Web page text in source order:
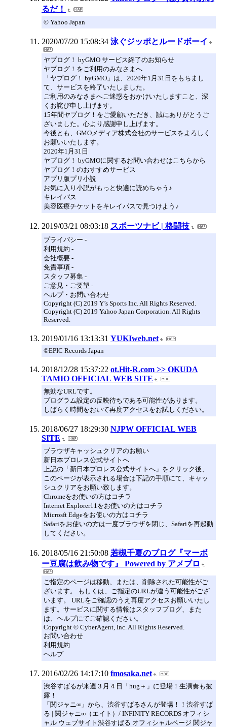
るだ！
© Yahoo Japan
2020/07/20 15:08:34 泳ぐジッポとルードボーイ
ヤプログ！ byGMO サービス終了のお知らせ
ヤプログ！をご利用のみなさまへ
「ヤプログ！ byGMO」は、2020年1月31日をもちまし
て、サービスを終了いたしました。
ご利用のみなさまへご迷惑をおかけいたしますこと、深
くお詫び申し上げます。
15年間ヤプログ！をご愛顧いただき、誠にありがとうご
ざいました。心より感謝申し上げます。
今後とも、GMOメディア株式会社のサービスをよろしく
お願いいたします。
2020年1月31日
ヤプログ！ byGMOに関するお問い合わせはこちらから
ヤプログ！のおすすめサービス
アプリ版プリ小説
お気に入り小説がもっと快適に読めちゃう♪
キレイパス
美容医療チケットをキレイパスで見つけよう♪
2019/03/21 08:03:18 スポーツナビ | 格闘技
プライバシー -
利用規約 -
会社概要 -
免責事項 -
スタッフ募集 -
ご意見・ご要望 -
ヘルプ・お問い合わせ
Copyright (C) 2019 Y’s Sports Inc. All Rights Reserved.
Copyright (C) 2019 Yahoo Japan Corporation. All Rights
Reserved.
2019/01/16 13:13:31 YUKIweb.net
©EPIC Records Japan
2018/12/28 15:37:22 ot.Hit-R.com >> OKUDA
TAMIO OFFICIAL WEB SITE
無効なURLです。
プログラム設定の反映待ちである可能性があります。
しばらく時間をおいて再度アクセスをお試しください。
2018/06/27 18:29:30 NJPW OFFICIAL WEB
SITE
ブラウザキャッシュクリアのお願い
新日本プロレス公式サイトへ
上記の「新日本プロレス公式サイトへ」をクリック後、
このページが表示される場合は下記の手順にて、キャッ
シュクリアをお願い致します。
Chromeをお使いの方はコチラ
Internet Explorer11をお使いの方はコチラ
Microsft Edgeをお使いの方はコチラ
Safariをお使いの方は一度ブラウザを閉じ、Safariを再起動
してください。
2018/05/16 21:50:08 若槻千夏のブログ『マーボ
ー豆腐は飲み物です』 Powered by アメブロ
ご指定のページは移動、または、削除された可能性がご
ざいます。 もしくは、ご指定のURLが違う可能性がござ
います。 URLをご確認のうえ再度アクセスお願いいたし
ます。サービスに関する情報はスタッフブログ、また
は、ヘルプにてご確認ください。
Copyright © CyberAgent, Inc. All Rights Reserved.
お問い合わせ
利用規約
ヘルプ
2016/02/26 14:17:10 fmosaka.net
渋谷すばるが来週３月４日「hug＋」に登場！生演奏も披
露！
「関ジャニ∞」から、渋谷すばるさんが登場！！渋谷すば
る | 関ジャニ∞（エイト）/ INFINITY RECORDS オフィシ
ャル ウェブサイト渋谷すばる オフィシャルページ 関ジャ